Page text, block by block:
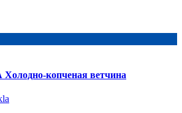
копченая ветчина